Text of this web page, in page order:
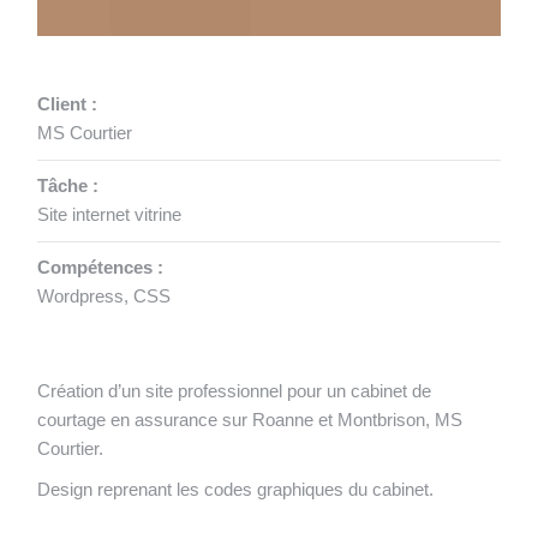
Client :
MS Courtier
Tâche :
Site internet vitrine
Compétences :
Wordpress, CSS
Création d’un site professionnel pour un cabinet de
courtage en assurance sur Roanne et Montbrison, MS
Courtier.
Design reprenant les codes graphiques du cabinet.